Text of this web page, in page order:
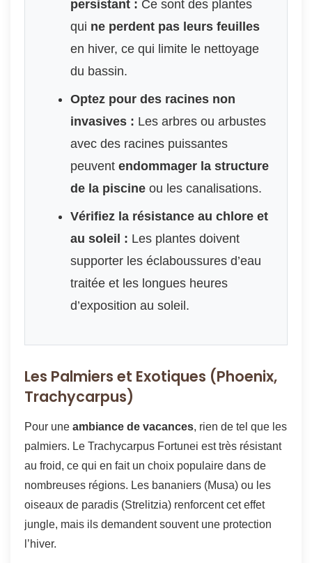
persistant : Ce sont des plantes
qui ne perdent pas leurs feuilles
en hiver, ce qui limite le nettoyage
du bassin.
Optez pour des racines non
invasives : Les arbres ou arbustes
avec des racines puissantes
peuvent endommager la structure
de la piscine ou les canalisations.
Vérifiez la résistance au chlore et
au soleil : Les plantes doivent
supporter les éclaboussures d’eau
traitée et les longues heures
d’exposition au soleil.
Les Palmiers et Exotiques (Phoenix,
Trachycarpus)
Pour une ambiance de vacances, rien de tel que les
palmiers. Le Trachycarpus Fortunei est très résistant
au froid, ce qui en fait un choix populaire dans de
nombreuses régions. Les bananiers (Musa) ou les
oiseaux de paradis (Strelitzia) renforcent cet effet
jungle, mais ils demandent souvent une protection
l’hiver.